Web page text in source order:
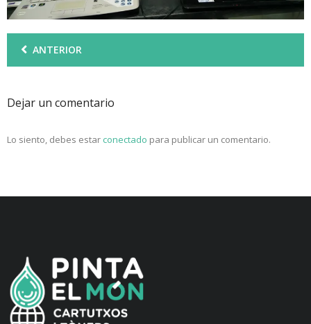
ANTERIOR
Dejar un comentario
Lo siento, debes estar conectado para publicar un comentario.